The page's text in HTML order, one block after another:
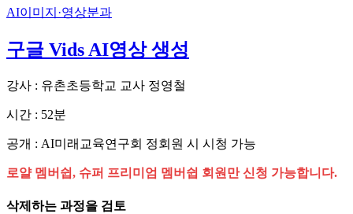
AI이미지·영상분과
구글 Vids AI영상 생성
강사 : 유촌초등학교 교사 정영철
시간 : 52분
공개 : AI미래교육연구회 정회원 시 시청 가능
로얄 멤버쉽, 슈퍼 프리미엄 멤버쉽 회원만 신청 가능합니다.
삭제하는 과정을 검토